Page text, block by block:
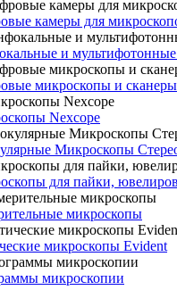
камеры для
и
микроскопы и сканеры
Nexcope
Микроскопы
для пайки,
микроскопы
микроскопы Evident
микроскопии